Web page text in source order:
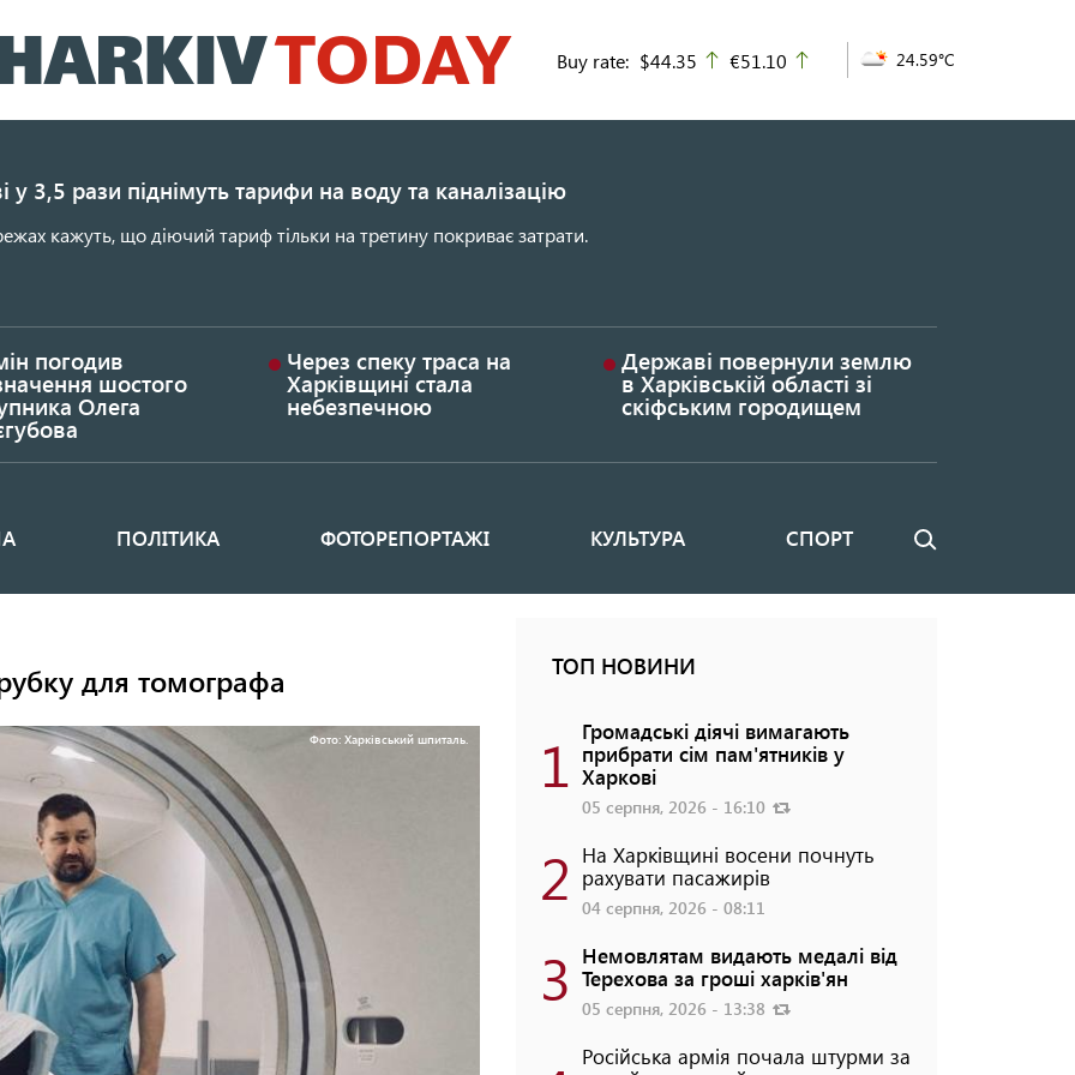
до
основного
Buy rate: $44.35 up
€51.10 24.59°C
у 3,5 рази піднімуть тарифи на воду та каналізацію
кажуть, що діючий тариф тільки на третину покриває затрати.
погодив
шостого
Олега
Через спеку траса на
Харківщині стала
небезпечною
Державі повернули землю
в Харківській області зі
скіфським городищем
ПОЛІТИКА ФОТОРЕПОРТАЖІ КУЛЬТУРА СПОРТ Пошук
для томографа
Фото: Харківський шпиталь.
ТОП НОВИНИ
1 Громадські діячі вимагають
прибрати сім пам'ятників у
Харкові
05 серпня, 2026 - 16:10
2 На Харківщині восени почнуть
рахувати пасажирів
04 серпня, 2026 - 08:11
3 Немовлятам видають медалі від
Терехова за гроші харків'ян
05 серпня, 2026 - 13:38
Російська армія почала штурми за